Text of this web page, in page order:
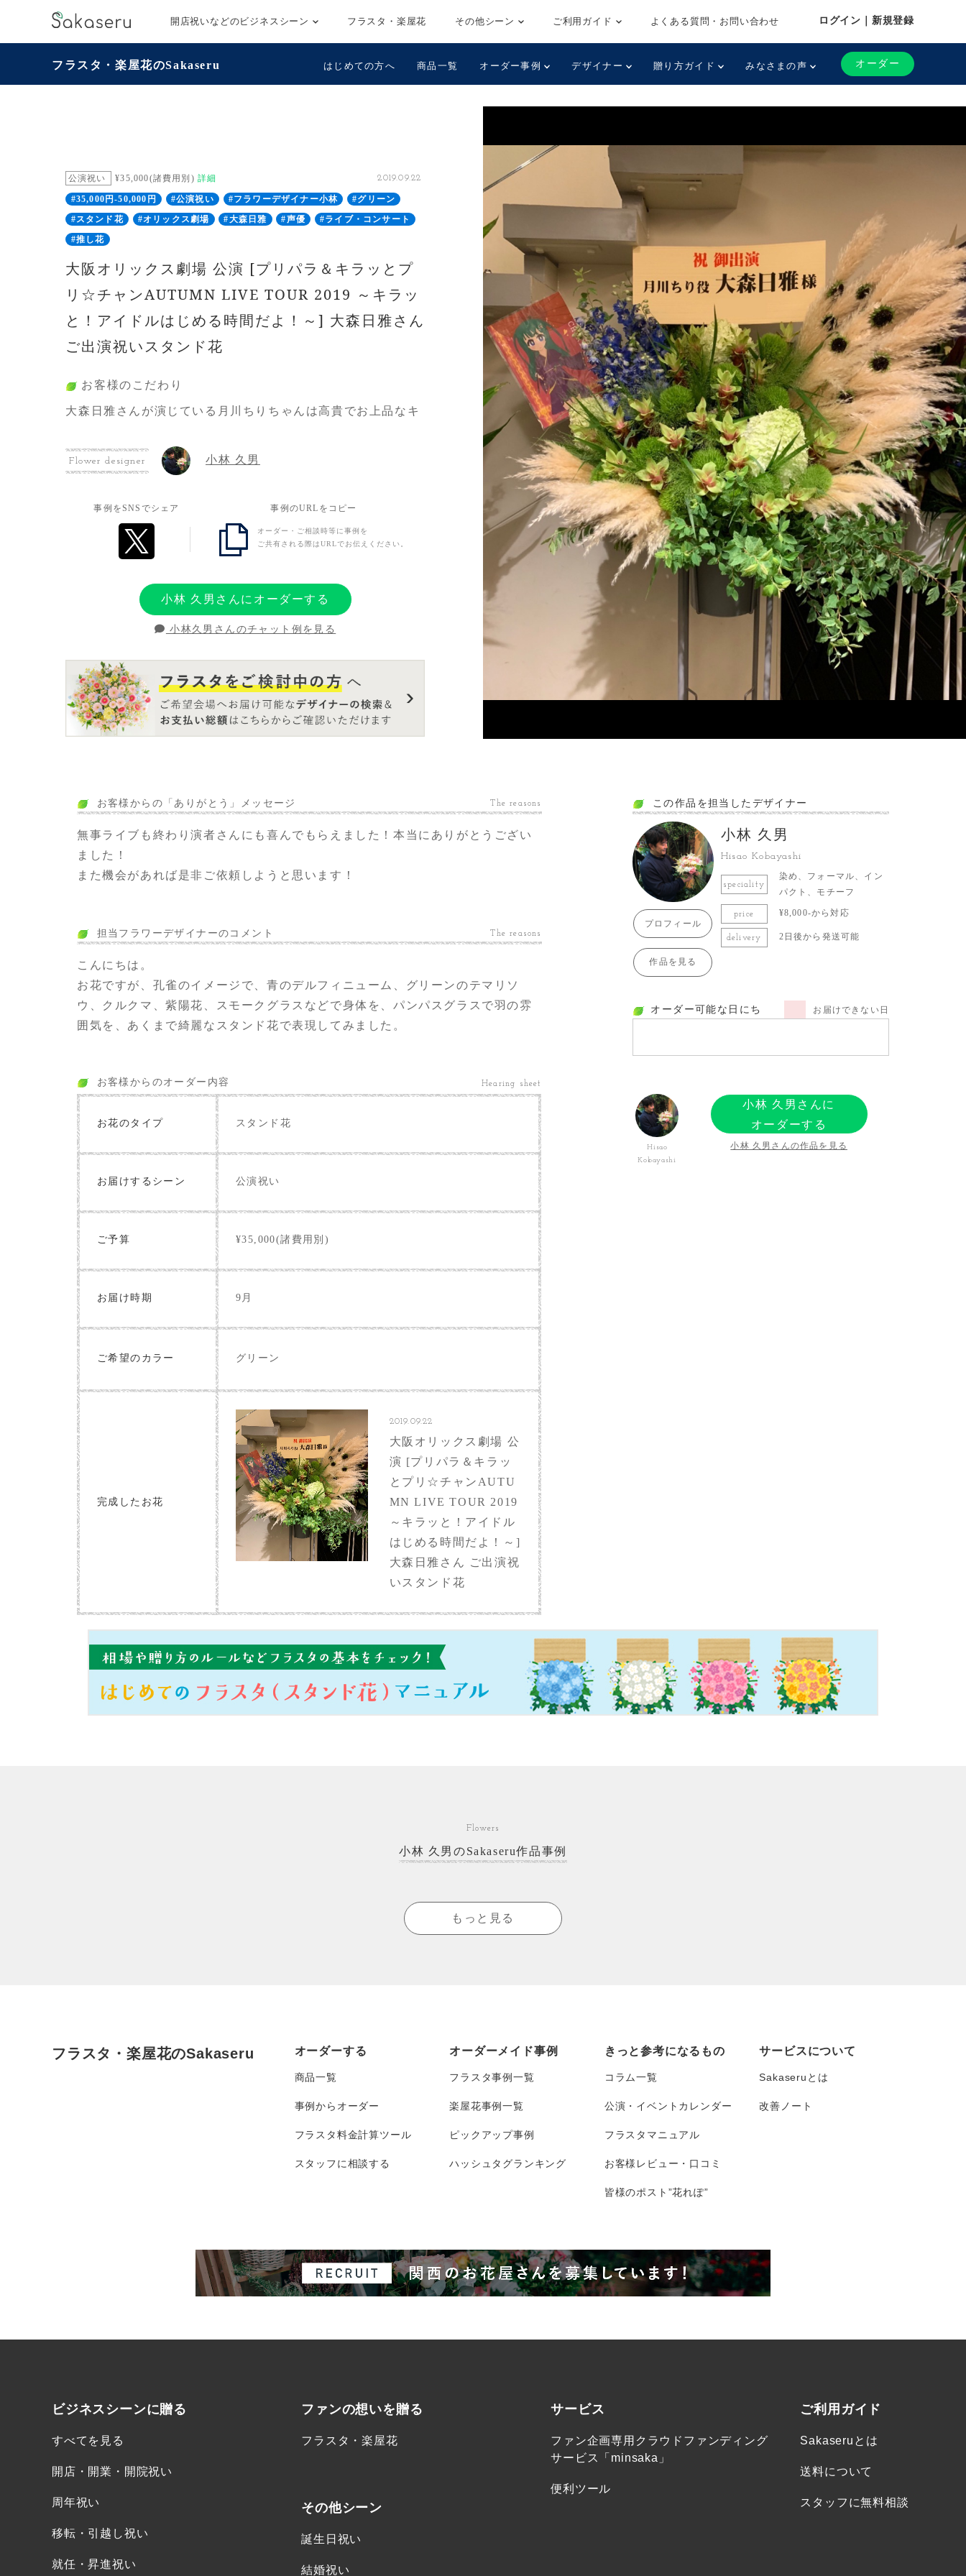
開店祝いなどのビジネスシーン フラスタ・楽屋花 その他シーン ご利用ガイド よくある質問・お問い合わせ ログイン｜新規登録
フラスタ・楽屋花のSakaseru はじめての方へ 商品一覧 オーダー事例 デザイナー 贈り方ガイド みなさまの声 オーダー
公演祝い ¥35,000(諸費用別) 詳細 2019.09.22
#35,000円-50,000円 #公演祝い #フラワーデザイナー小林
#グリーン
#スタンド花
#オリックス劇場 #大森日雅 #声優
#ライブ・コンサート
#推し花
大阪オリックス劇場 公演 [プリパラ＆キラッとプ
リ☆チャンAUTUMN LIVE TOUR 2019 ～キラッ
と！アイドルはじめる時間だよ！～] 大森日雅さん
ご出演祝いスタンド花
お客様のこだわり
大森日雅さんが演じている月川ちりちゃんは高貴でお上品なキ
をモチーフに作ってもらいました。
想像以上に綺麗な仕上がりになっていて会場で見た時驚きのあ
まり思わず声が出てしまいました…！
Flower designer 小林 久男
事例をSNSでシェア 事例のURLをコピー
オーダー・ご相談時等に事例を
ご共有される際はURLでお伝えください。
小林 久男さんにオーダーする
小林久男さんのチャット例を見る
お客様からの「ありがとう」メッセージ The reasons
無事ライブも終わり演者さんにも喜んでもらえました！本当にありがとうござい
ました！
また機会があれば是非ご依頼しようと思います！
担当フラワーデザイナーのコメント The reasons
こんにちは。
お花ですが、孔雀のイメージで、青のデルフィニューム、グリーンのテマリソ
ウ、クルクマ、紫陽花、スモークグラスなどで身体を、パンパスグラスで羽の雰
囲気を、あくまで綺麗なスタンド花で表現してみました。
お客様からのオーダー内容 Hearing sheet
お花のタイプ スタンド花
お届けするシーン 公演祝い
ご予算 ¥35,000(諸費用別)
お届け時期 9月
ご希望のカラー グリーン
完成したお花
2019.09.22
大阪オリックス劇場 公
演 [プリパラ＆キラッ
とプリ☆チャンAUTU
MN LIVE TOUR 2019
～キラッと！アイドル
はじめる時間だよ！～]
大森日雅さん ご出演祝
いスタンド花
この作品を担当したデザイナー
プロフィール
作品を見る
小林 久男
Hisao Kobayashi
speciality
染め、フォーマル、イン
パクト、モチーフ
price ¥8,000-から対応
delivery 2日後から発送可能
オーダー可能な日にち お届けできない日
Hisao
Kobayashi
小林 久男さんに
オーダーする
小林 久男さんの作品を見る
Flowers
小林 久男のSakaseru作品事例
もっと見る
フラスタ・楽屋花のSakaseru オーダーする
商品一覧
事例からオーダー
フラスタ料金計算ツール
スタッフに相談する
オーダーメイド事例
フラスタ事例一覧
楽屋花事例一覧
ピックアップ事例
ハッシュタグランキング
きっと参考になるもの
コラム一覧
公演・イベントカレンダー
フラスタマニュアル
お客様レビュー・口コミ
皆様のポスト”花れぽ”
サービスについて
Sakaseruとは
改善ノート
ビジネスシーンに贈る
すべてを見る
開店・開業・開院祝い
周年祝い
移転・引越し祝い
就任・昇進祝い
ファンの想いを贈る
フラスタ・楽屋花
その他シーン
誕生日祝い
結婚祝い
サービス
ファン企画専用クラウドファンディング
サービス「minsaka」
便利ツール
ご利用ガイド
Sakaseruとは
送料について
スタッフに無料相談